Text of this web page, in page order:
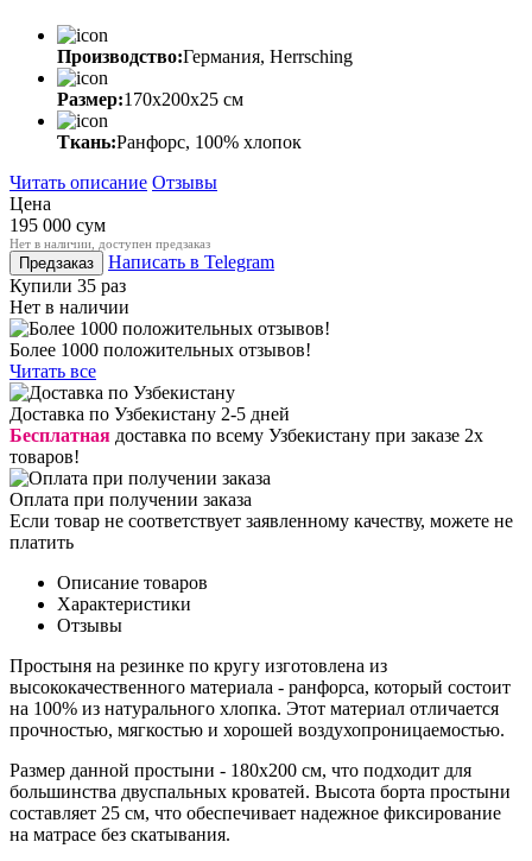
Производство:Германия, Herrsching
Размер:170x200x25 cм
Ткань:Ранфорс, 100% хлопок
Читать описание Отзывы
Цена
195 000 сум
Нет в наличии, доступен предзаказ
Предзаказ
Написать в Telegram
Купили 35 раз
Нет в наличии
Более 1000 положительных отзывов!
Читать все
Доставка по Узбекистану 2-5 дней
Бесплатная доставка по всему Узбекистану при заказе 2х
товаров!
Оплата при получении заказа
Если товар не соответствует заявленному качеству, можете не
платить
Описание товаров
Характеристики
Отзывы
Простыня на резинке по кругу изготовлена из
высококачественного материала - ранфорса, который состоит
на 100% из натурального хлопка. Этот материал отличается
прочностью, мягкостью и хорошей воздухопроницаемостью.
Размер данной простыни - 180х200 см, что подходит для
большинства двуспальных кроватей. Высота борта простыни
составляет 25 см, что обеспечивает надежное фиксирование
на матрасе без скатывания.